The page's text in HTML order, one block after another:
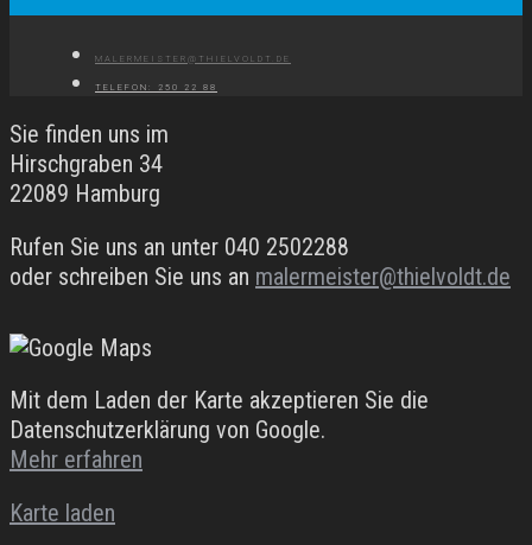
MALERMEISTER@THIELVOLDT.DE
TELEFON: 250 22 88
Sie finden uns im
Hirschgraben 34
22089 Hamburg
Rufen Sie uns an unter 040 2502288
oder schreiben Sie uns an malermeister@thielvoldt.de
Mit dem Laden der Karte akzeptieren Sie die
Datenschutzerklärung von Google.
Mehr erfahren
Karte laden